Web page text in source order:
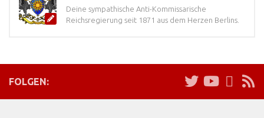
Deine sympathische Anti-Kommissarische
Reichsregierung seit 1871 aus dem Herzen Berlins.
FOLGEN: